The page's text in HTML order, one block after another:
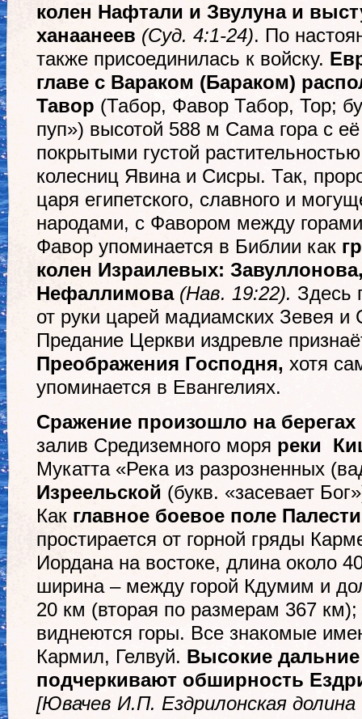
колен Нафтали и Звулуна и
ханаанеев (Суд. 4:1-24). По
также присоединилась к войску.
главе с Вараком (Бараком)
Тавор (Табор, Фавор Табор, Тор;
пуп») высотой 588 м Сама гора с
покрытыми густой
колесниц Явина и Сисры. Так,
царя египетского, славного и
народами, с Фавором между
Фавор упоминается в Библии как
колен Израилевых:
Нефаллимова (Нав. 19:22). Здесь
от руки царей мадиамских Зевея
Предание Церкви издревле
Преображения Господня, хотя
упоминается в Евангелиях.
Сражение произошло на берегах
залив Средиземного моря реки
Мукатта‏‎‎‎ «Река из разрозненных
Изреельской (букв. «засевает
Как главное боевое поле
простирается от горной гряды
Иордана на востоке, длина около
ширина – между горой Кдумим и
20 км (вторая по размерам 367
виднеются горы. Все знакомые
Кармил, Гелвуй. Высокие
подчеркивают обширность
[Ювачев И.П. Ездрилонская долина